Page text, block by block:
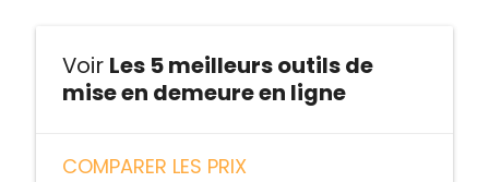
Voir Les 5 meilleurs outils de
mise en demeure en ligne
COMPARER LES PRIX